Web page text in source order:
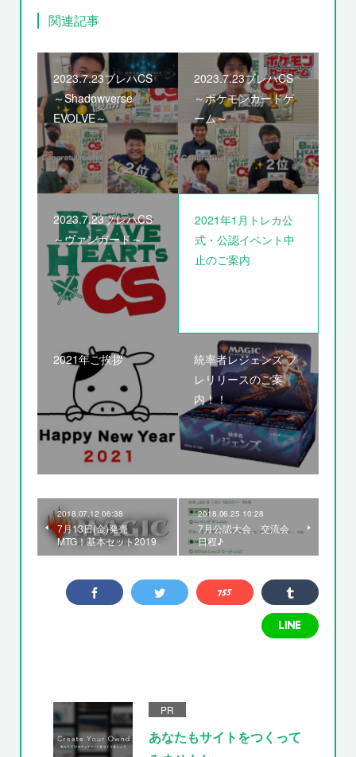
関連記事
2023.7.23ブレハCS
～Shadowverse
EVOLVE～
2023.7.23ブレハCS
～ポケモンカードゲ
ーム～
2023.7.23ブレハCS
～ヴァンガード～
2021年1月トレカ公
式・公認イベント中
止のご案内
2021年ご挨拶
統率者レジェンズ プ
レリリースのご案
内！！
2018.07.12 06:38
7月13日(金)発売
MTG！基本セット2019
2018.06.25 10:28
7月公認大会、交流会
日程♪
PR
あなたもサイトをつくって